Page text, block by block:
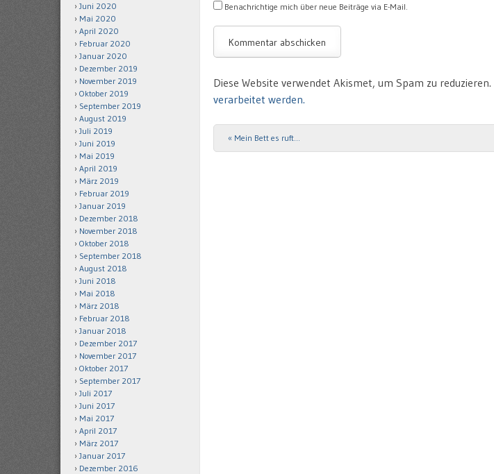
Benachrichtige mich über neue Beiträge via E-Mail.
Diese Website verwendet Akismet, um Spam zu reduzieren.
verarbeitet werden.
Post navigation
« Mein Bett es ruft…
Juni 2020
Mai 2020
April 2020
Februar 2020
Januar 2020
Dezember 2019
November 2019
Oktober 2019
September 2019
August 2019
Juli 2019
Juni 2019
Mai 2019
April 2019
März 2019
Februar 2019
Januar 2019
Dezember 2018
November 2018
Oktober 2018
September 2018
August 2018
Juni 2018
Mai 2018
März 2018
Februar 2018
Januar 2018
Dezember 2017
November 2017
Oktober 2017
September 2017
Juli 2017
Juni 2017
Mai 2017
April 2017
März 2017
Januar 2017
Dezember 2016